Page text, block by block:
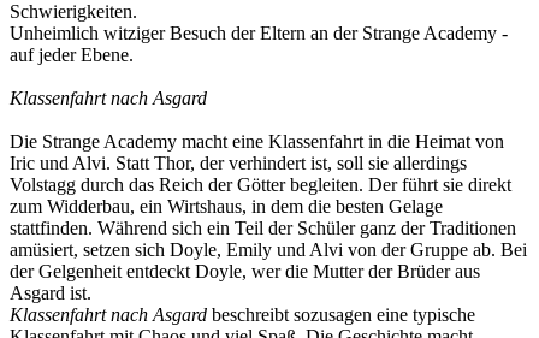
Schwierigkeiten.
Unheimlich witziger Besuch der Eltern an der Strange Academy -
auf jeder Ebene.
Klassenfahrt nach Asgard
Die Strange Academy macht eine Klassenfahrt in die Heimat von
Iric und Alvi. Statt Thor, der verhindert ist, soll sie allerdings
Volstagg durch das Reich der Götter begleiten. Der führt sie direkt
zum Widderbau, ein Wirtshaus, in dem die besten Gelage
stattfinden. Während sich ein Teil der Schüler ganz der Traditionen
amüsiert, setzen sich Doyle, Emily und Alvi von der Gruppe ab. Bei
der Gelgenheit entdeckt Doyle, wer die Mutter der Brüder aus
Asgard ist.
Klassenfahrt nach Asgard beschreibt sozusagen eine typische